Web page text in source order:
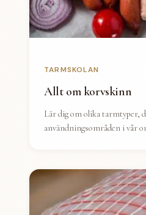
TARMSKOLAN
Allt om korvskinn
Lär dig om olika tarmtyper,
användningsområden i vår